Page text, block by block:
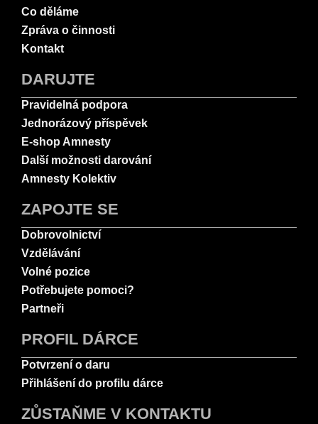
Co děláme
Zpráva o činnosti
Kontakt
DARUJTE
Pravidelná podpora
Jednorázový příspěvek
E-shop Amnesty
Další možnosti darování
Amnesty Kolektiv
ZAPOJTE SE
Dobrovolnictví
Vzdělávání
Volné pozice
Potřebujete pomoci?
Partneři
PROFIL DÁRCE
Potvrzení o daru
Přihlášení do profilu dárce
ZŮSTAŇME V KONTAKTU